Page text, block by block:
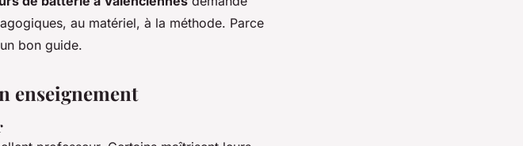
au matériel, à la méthode. Parce
bon guide.
enseignement